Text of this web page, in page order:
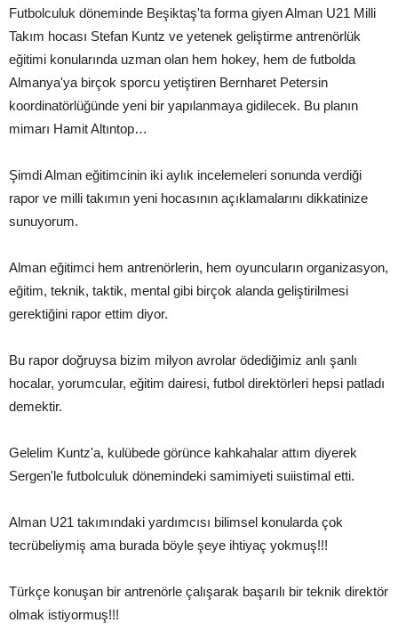
Futbolculuk döneminde Beşiktaş'ta forma giyen Alman U21 Milli
Takım hocası Stefan Kuntz ve yetenek geliştirme antrenörlük
eğitimi konularında uzman olan hem hokey, hem de futbolda
Almanya'ya birçok sporcu yetiştiren Bernharet Petersin
koordinatörlüğünde yeni bir yapılanmaya gidilecek. Bu planın
mimarı Hamit Altıntop…
Şimdi Alman eğitimcinin iki aylık incelemeleri sonunda verdiği
rapor ve milli takımın yeni hocasının açıklamalarını dikkatinize
sunuyorum.
Alman eğitimci hem antrenörlerin, hem oyuncuların organizasyon,
eğitim, teknik, taktik, mental gibi birçok alanda geliştirilmesi
gerektiğini rapor ettim diyor.
Bu rapor doğruysa bizim milyon avrolar ödediğimiz anlı şanlı
hocalar, yorumcular, eğitim dairesi, futbol direktörleri hepsi patladı
demektir.
Gelelim Kuntz'a, kulübede görünce kahkahalar attım diyerek
Sergen'le futbolculuk dönemindeki samimiyeti suiistimal etti.
Alman U21 takımındaki yardımcısı bilimsel konularda çok
tecrübeliymiş ama burada böyle şeye ihtiyaç yokmuş!!!
Türkçe konuşan bir antrenörle çalışarak başarılı bir teknik direktör
olmak istiyormuş!!!